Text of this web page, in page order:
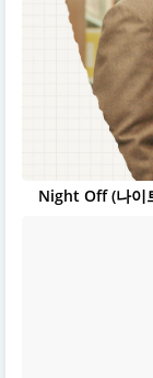
Night Off (나이